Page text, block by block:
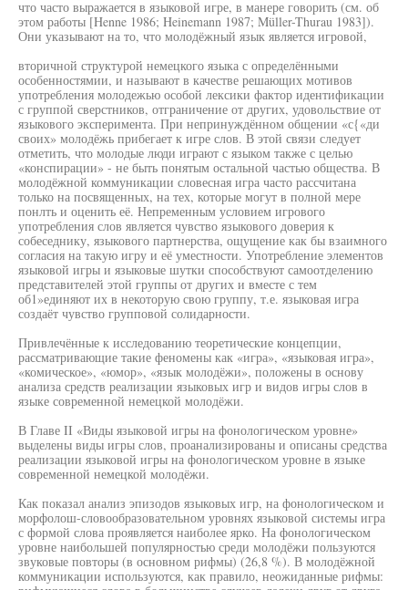
что часто выражается в языковой игре, в манере говорить (см. об
этом работы [Henne 1986; Heinemann 1987; Müller-Thurau 1983]).
Они указывают на то, что молодёжный язык является игровой,
вторичной структурой немецкого языка с определёнными
особенностямии, и называют в качестве решающих мотивов
употребления молодежью особой лексики фактор идентификации
с группой сверстников, отграничение от других, удовольствие от
языкового эксперимента. При непринуждённом общении «с{«ди
своих» молодёжь прибегает к игре слов. В этой связи следует
отметить, что молодые люди играют с языком также с целью
«конспирации» - не быть понятым остальной частью общества. В
молодёжной коммуникации словесная игра часто рассчитана
только на посвященных, на тех, которые могут в полной мере
понлть и оценить её. Непременным условием игрового
употребления слов является чувство языкового доверия к
собеседнику, языкового партнерства, ощущение как бы взаимного
согласия на такую игру и её уместности. Употребление элементов
языковой игры и языковые шутки способствуют самоотделению
представителей этой группы от других и вместе с тем
об1»единяют их в некоторую свою группу, т.е. языковая игра
создаёт чувство групповой солидарности.
Привлечённые к исследованию теоретические концепции,
рассматривающие такие феномены как «игра», «языковая игра»,
«комическое», «юмор», «язык молодёжи», положены в основу
анализа средств реализации языковых игр и видов игры слов в
языке современной немецкой молодёжи.
В Главе II «Виды языковой игры на фонологическом уровне»
выделены виды игры слов, проанализированы и описаны средства
реализации языковой игры на фонологическом уровне в языке
современной немецкой молодёжи.
Как показал анализ эпизодов языковых игр, на фонологическом и
морфолош-словообразовательном уровнях языковой системы игра
с формой слова проявляется наиболее ярко. На фонологическом
уровне наибольшей популярностью среди молодёжи пользуются
звуковые повторы (в основном рифмы) (26,8 %). В молодёжной
коммуникации используются, как правило, неожиданные рифмы: